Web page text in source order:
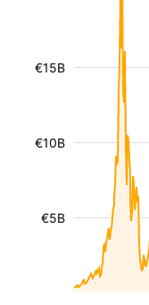
€5B
€10B
€15B